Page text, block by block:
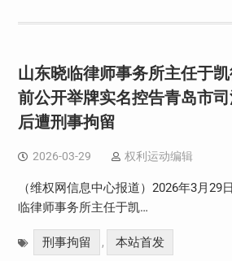
山东晓临律师事务所主任于
前公开举牌实名控告青岛市
后遭刑事拘留
2026-03-29 权利运动编辑
（维权网信息中心报道）2026年3月29
临律师事务所主任于凯…
刑事拘留 , 本站首发